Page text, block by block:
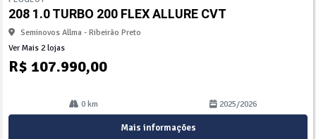
arti
lhe
208 1.0 TURBO 200 FLEX ALLURE CVT
Seminovos Allma - Ribeirão Preto
Ver Mais 2 lojas
R$ 107.990,00
0 km 2025/2026
Mais informações